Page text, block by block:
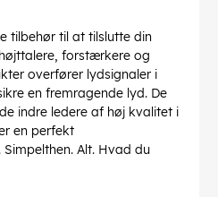
tilbehør til at tilslutte din
forstærkere og
overfører lydsignaler i
en fremragende lyd. De
indre ledere af høj kvalitet i
en perfekt
Alt. Hvad du